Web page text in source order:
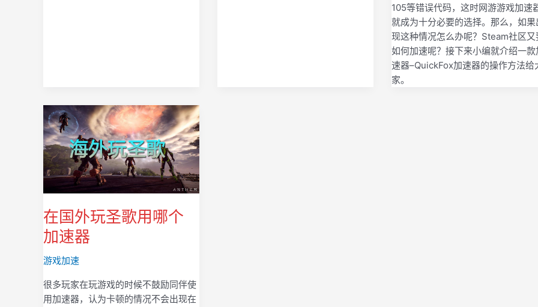
105等错误代码，这时网游游戏加速
就成为十分必要的选择。那么，如果
现这种情况怎么办呢？Steam社区又
如何加速呢？接下来小编就介绍一款
速器–QuickFox加速器的操作方法给
家。
在国外玩圣歌用哪个
加速器
游戏加速
很多玩家在玩游戏的时候不鼓励同伴使
用加速器，认为卡顿的情况不会出现在